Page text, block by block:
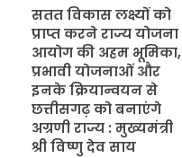
सतत विकास लक्ष्यों को
प्राप्त करने राज्य योजना
आयोग की अहम भूमिका,
प्रभावी योजनाओं और
इनके क्रियान्वयन से
छत्तीसगढ़ को बनाएंगे
अग्रणी राज्य : मुख्यमंत्री
श्री विष्णु देव साय